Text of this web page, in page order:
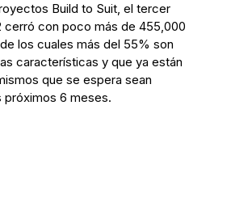
Build to Suit, el tercer
cerró con poco más de 455,000
los cuales más del 55% son
características y que ya están
que se espera sean
próximos 6 meses.